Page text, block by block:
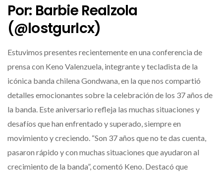
Por: Barbie Realzola
(@lostgurlcx)
Estuvimos presentes recientemente en una conferencia de
prensa con Keno Valenzuela, integrante y tecladista de la
icónica banda chilena Gondwana, en la que nos compartió
detalles emocionantes sobre la celebración de los 37 años de
la banda. Este aniversario refleja las muchas situaciones y
desafíos que han enfrentado y superado, siempre en
movimiento y creciendo. “Son 37 años que no te das cuenta,
pasaron rápido y con muchas situaciones que ayudaron al
crecimiento de la banda”, comentó Keno. Destacó que